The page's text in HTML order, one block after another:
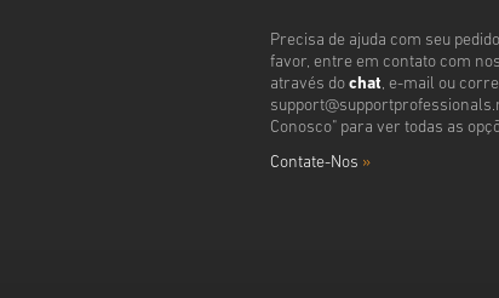
Precisa de ajuda com seu
favor, entre em contato com
através do chat, e-mail ou
Conosco" para ver todas as
Contate-Nos »